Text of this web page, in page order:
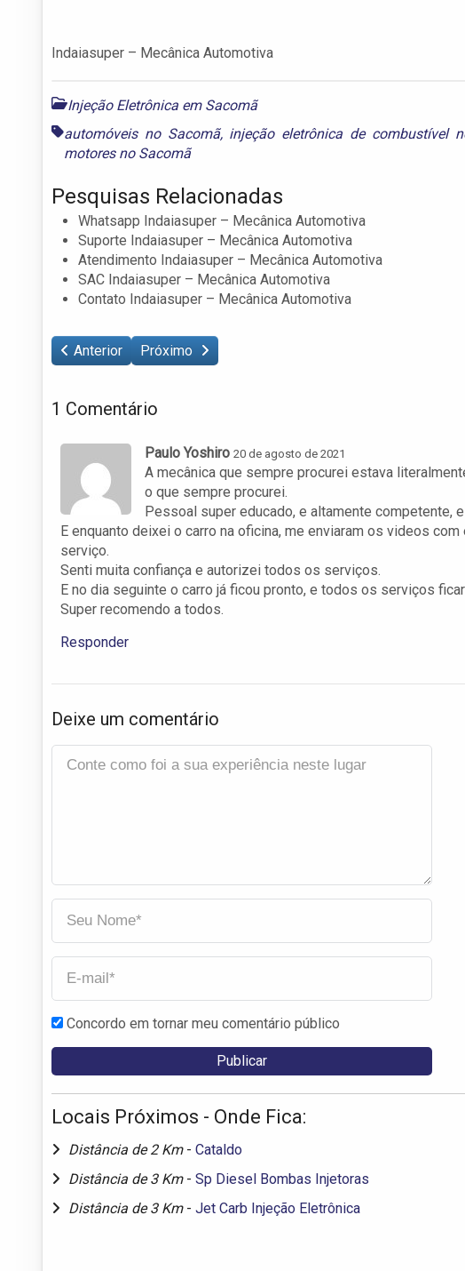
Indaiasuper – Mecânica Automotiva
Injeção Eletrônica em Sacomã
automóveis no Sacomã, injeção eletrônica de combustível
motores no Sacomã
Pesquisas Relacionadas
Whatsapp Indaiasuper – Mecânica Automotiva
Suporte Indaiasuper – Mecânica Automotiva
Atendimento Indaiasuper – Mecânica Automotiva
SAC Indaiasuper – Mecânica Automotiva
Contato Indaiasuper – Mecânica Automotiva
Anterior Próximo
1 Comentário
Paulo Yoshiro 20 de agosto de 2021
A mecânica que sempre procurei estava
o que sempre procurei.
Pessoal super educado, e altamente competente,
E enquanto deixei o carro na oficina, me enviaram os videos
serviço.
Senti muita confiança e autorizei todos os serviços.
E no dia seguinte o carro já ficou pronto, e todos os serviços
Super recomendo a todos.
Responder
Deixe um comentário
Concordo em tornar meu comentário público
Locais Próximos - Onde Fica:
Distância de 2 Km - Cataldo
Distância de 3 Km - Sp Diesel Bombas Injetoras
Distância de 3 Km - Jet Carb Injeção Eletrônica